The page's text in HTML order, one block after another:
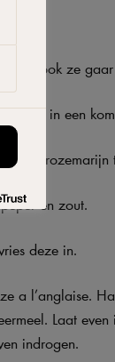
en kook ze
zeef in een
en rozemarijn
en zout.
deze in.
a l’anglaise.
Laat
indrogen.